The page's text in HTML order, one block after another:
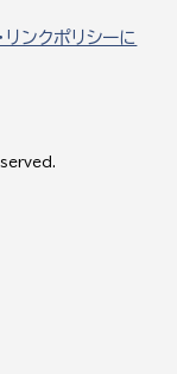
リンクポリシーに